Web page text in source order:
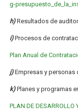
g-
h)Resultados de
i) Procesos de
Plan Anual de
j) Empresas y
k) Planes y programas
PLAN DE DESARROLLO